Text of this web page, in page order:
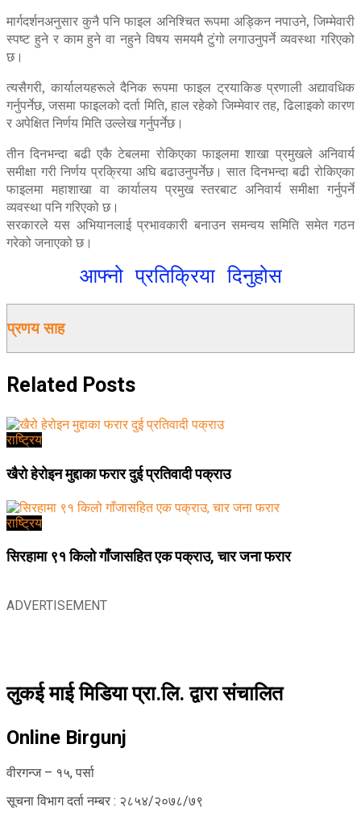
मार्गदर्शनअनुसार कुनै पनि फाइल अनिश्चित रूपमा अड्किन नपाउने, जिम्मेवारी
स्पष्ट हुने र काम हुने वा नहुने विषय समयमै टुंगो लगाउनुपर्ने व्यवस्था गरिएको
छ।
त्यसैगरी, कार्यालयहरूले दैनिक रूपमा फाइल ट्रयाकिङ प्रणाली अद्यावधिक
गर्नुपर्नेछ, जसमा फाइलको दर्ता मिति, हाल रहेको जिम्मेवार तह, ढिलाइको कारण
र अपेक्षित निर्णय मिति उल्लेख गर्नुपर्नेछ।
तीन दिनभन्दा बढी एकै टेबलमा रोकिएका फाइलमा शाखा प्रमुखले अनिवार्य
समीक्षा गरी निर्णय प्रक्रिया अघि बढाउनुपर्नेछ। सात दिनभन्दा बढी रोकिएका
फाइलमा महाशाखा वा कार्यालय प्रमुख स्तरबाट अनिवार्य समीक्षा गर्नुपर्ने
व्यवस्था पनि गरिएको छ।
सरकारले यस अभियानलाई प्रभावकारी बनाउन समन्वय समिति समेत गठन
गरेको जनाएको छ।
आफ्नो प्रतिक्रिया दिनुहोस
प्रणय साह
Related Posts
राष्ट्रिय
खैरो हेरोइन मुद्दाका फरार दुई प्रतिवादी पक्राउ
राष्ट्रिय
सिरहामा ९१ किलो गाँजासहित एक पक्राउ, चार जना फरार
ADVERTISEMENT
लुकई माई मिडिया प्रा.लि. द्वारा संचालित
Online Birgunj
वीरगन्ज – १५, पर्सा
सूचना विभाग दर्ता नम्बर : २८५४/२०७८/७९